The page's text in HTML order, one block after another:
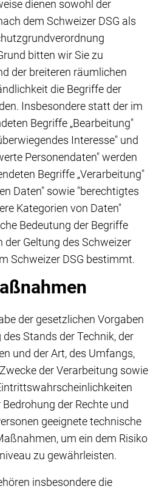
dienen sowohl der
dem Schweizer DSG als
bitten wir Sie zu
der breiteren räumlichen
die Begriffe der
Insbesondere statt der im
Begriffe „Bearbeitung"
Interesse" und
Personendaten" werden
Begriffe „Verarbeitung"
Daten" sowie "berechtigtes
Kategorien von Daten"
Bedeutung der Begriffe
Geltung des Schweizer
Schweizer DSG bestimmt.
der gesetzlichen Vorgaben
Stands der Technik, der
und der Art, des Umfangs,
der Verarbeitung sowie
der Rechte und
geeignete technische
um ein dem Risiko
zu gewährleisten.
insbesondere die